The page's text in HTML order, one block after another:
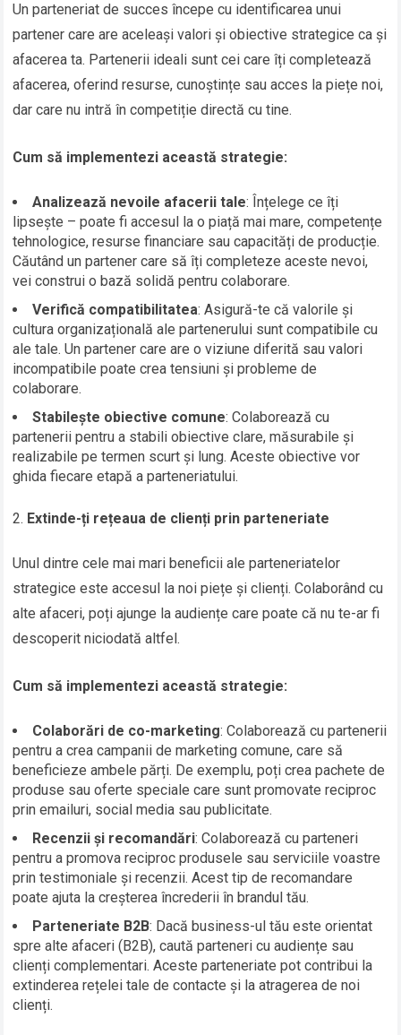
Un parteneriat de succes începe cu identificarea unui
partener care are aceleași valori și obiective strategice ca și
afacerea ta. Partenerii ideali sunt cei care îți completează
afacerea, oferind resurse, cunoștințe sau acces la piețe noi,
dar care nu intră în competiție directă cu tine.
Cum să implementezi această strategie:
Analizează nevoile afacerii tale: Înțelege ce îți
lipsește – poate fi accesul la o piață mai mare, competențe
tehnologice, resurse financiare sau capacități de producție.
Căutând un partener care să îți completeze aceste nevoi,
vei construi o bază solidă pentru colaborare.
Verifică compatibilitatea: Asigură-te că valorile și
cultura organizațională ale partenerului sunt compatibile cu
ale tale. Un partener care are o viziune diferită sau valori
incompatibile poate crea tensiuni și probleme de
colaborare.
Stabilește obiective comune: Colaborează cu
partenerii pentru a stabili obiective clare, măsurabile și
realizabile pe termen scurt și lung. Aceste obiective vor
ghida fiecare etapă a parteneriatului.
Extinde-ți rețeaua de clienți prin parteneriate
Unul dintre cele mai mari beneficii ale parteneriatelor
strategice este accesul la noi piețe și clienți. Colaborând cu
alte afaceri, poți ajunge la audiențe care poate că nu te-ar fi
descoperit niciodată altfel.
Cum să implementezi această strategie:
Colaborări de co-marketing: Colaborează cu partenerii
pentru a crea campanii de marketing comune, care să
beneficieze ambele părți. De exemplu, poți crea pachete de
produse sau oferte speciale care sunt promovate reciproc
prin emailuri, social media sau publicitate.
Recenzii și recomandări: Colaborează cu parteneri
pentru a promova reciproc produsele sau serviciile voastre
prin testimoniale și recenzii. Acest tip de recomandare
poate ajuta la creșterea încrederii în brandul tău.
Parteneriate B2B: Dacă business-ul tău este orientat
spre alte afaceri (B2B), caută parteneri cu audiențe sau
clienți complementari. Aceste parteneriate pot contribui la
extinderea rețelei tale de contacte și la atragerea de noi
clienți.